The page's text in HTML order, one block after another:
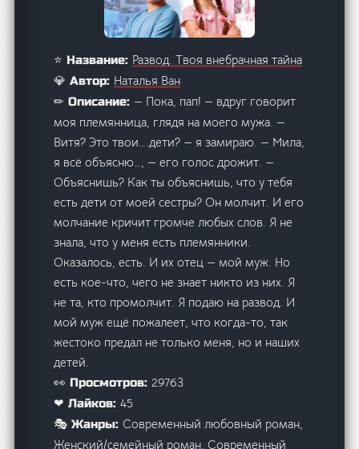
⭐ Название: Развод. Твоя внебрачная тайна
💎 Автор: Наталья Ван
✏ Описание: — Пока, пап! — вдруг говорит
моя племянница, глядя на моего мужа. —
Витя? Это твои….дети? — я замираю. — Мила,
я всё объясню…, — его голос дрожит. —
Объяснишь? Как ты объяснишь, что у тебя
есть дети от моей сестры? Он молчит. И его
молчание кричит громче любых слов. Я не
знала, что у меня есть племянники.
Оказалось, есть. И их отец — мой муж. Но
есть кое-что, чего не знает никто из них. Я
не та, кто промолчит. Я подаю на развод. И
мой муж ещё пожалеет, что когда-то, так
жестоко предал не только меня, но и наших
детей.
👀 Просмотров:29763
❤ Лайков:45
🎭 Жанры:Современный любовный роман,
Женский/семейный роман, Современный